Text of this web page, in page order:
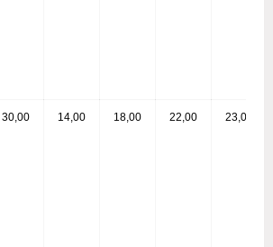
30,00 14,00 18,00 22,00 23,00